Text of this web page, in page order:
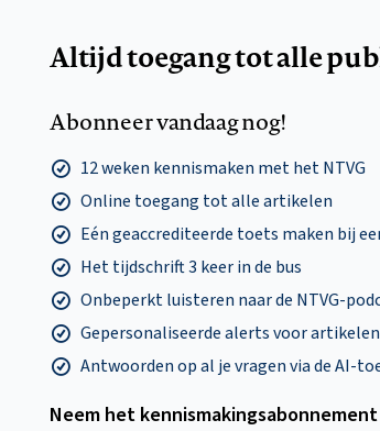
Altijd toegang tot alle
Abonneer vandaag nog!
12 weken kennismaken met het NTVG
Online toegang tot alle artikelen
Eén geaccrediteerde toets maken bij
Het tijdschrift 3 keer in de bus
Onbeperkt luisteren naar de NTVG-
Gepersonaliseerde alerts voor
Antwoorden op al je vragen via de AI-
Neem het kennismakings­abonnement